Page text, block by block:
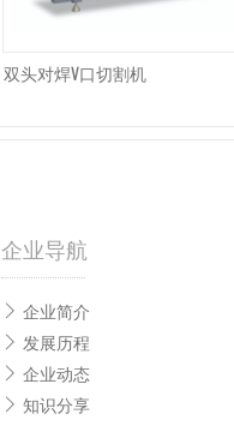
双头对焊V口切割机
企业导航
企业简介
发展历程
企业动态
知识分享